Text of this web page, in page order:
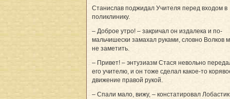
Станислав поджидал Учителя перед входом в
поликлинику.
– Доброе утро! – закричал он издалека и по-
мальчишески замахал руками, словно Волков
не заметить.
– Привет! – энтузиазм Стася невольно
его учителю, и он тоже сделал какое-то
движение правой рукой.
– Спали мало, вижу, – констатировал